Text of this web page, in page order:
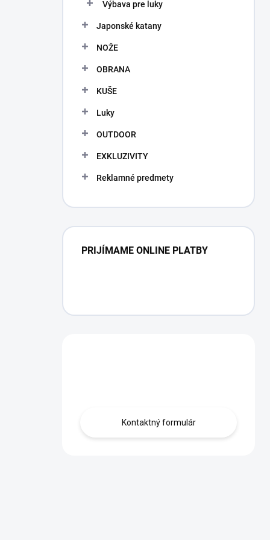
Výbava pre luky
Japonské katany
NOŽE
OBRANA
KUŠE
Luky
OUTDOOR
EXKLUZIVITY
Reklamné predmety
PRIJÍMAME ONLINE PLATBY
Kontaktný formulár